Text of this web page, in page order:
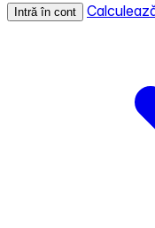
Intră în cont